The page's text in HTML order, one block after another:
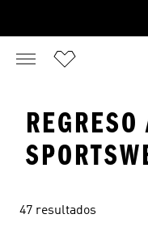
47 resultados